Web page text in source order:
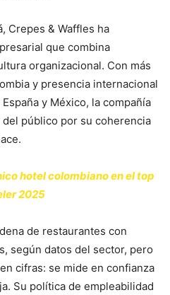
Crepes & Waffles ha
que combina
organizacional. Con más
y presencia internacional
y México, la compañía
del público por su coherencia
hotel colombiano en el top
2025
de restaurantes con
según datos del sector, pero
cifras: se mide en confianza
Su política de empleabilidad